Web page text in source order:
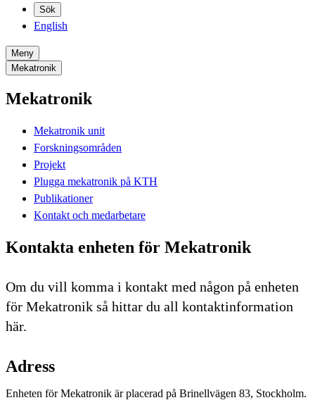
Sök
English
Meny
Mekatronik
Mekatronik
Mekatronik unit
Forskningsområden
Projekt
Plugga mekatronik på KTH
Publikationer
Kontakt och medarbetare
Kontakta enheten för Mekatronik
Om du vill komma i kontakt med någon på enheten
för Mekatronik så hittar du all kontaktinformation
här.
Adress
Enheten för Mekatronik är placerad på Brinellvägen 83, Stockholm.